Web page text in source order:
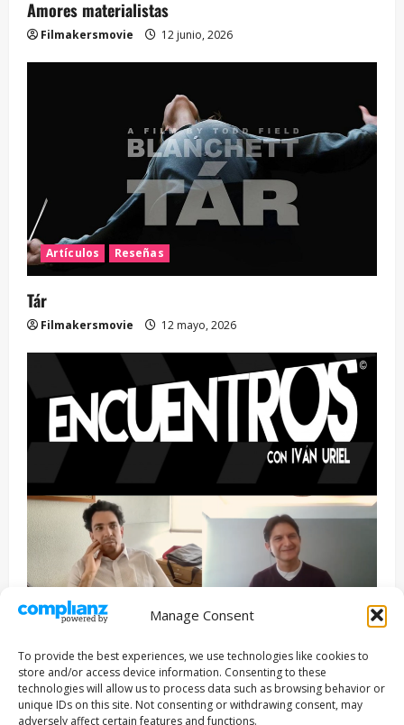
Manage Consent
To provide the best experiences, we use technologies like cookies to
store and/or access device information. Consenting to these
technologies will allow us to process data such as browsing behavior or
unique IDs on this site. Not consenting or withdrawing consent, may
adversely affect certain features and functions.
Amores materialistas
Filmakersmovie 12 junio, 2026
Artículos Reseñas
Tár
Filmakersmovie 12 mayo, 2026
Entrevista Series
ENCUENTROS CON IVÁN URIEL T3E22: JUAN PATRICIO
RIVEROLL
Filmakersmovie 5 mayo, 2026